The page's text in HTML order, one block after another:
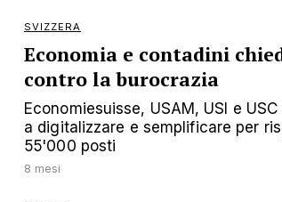
SVIZZERA
Economia e contadini
contro la burocrazia
Economiesuisse, USAM, USI e
a digitalizzare e semplificare per
55'000 posti
8 mesi